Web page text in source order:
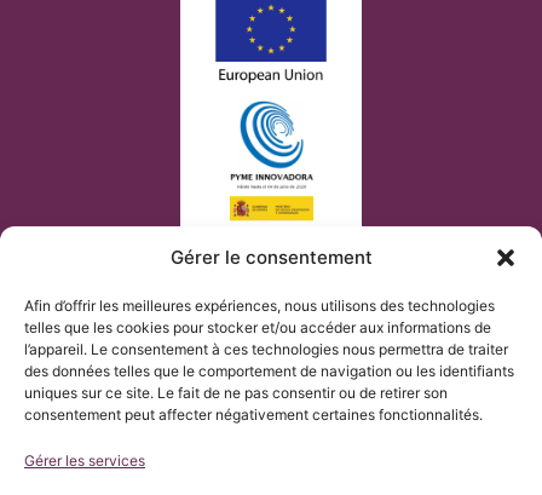
Gérer le consentement
Afin d’offrir les meilleures expériences, nous utilisons des technologies
telles que les cookies pour stocker et/ou accéder aux informations de
l’appareil. Le consentement à ces technologies nous permettra de traiter
des données telles que le comportement de navigation ou les identifiants
uniques sur ce site. Le fait de ne pas consentir ou de retirer son
consentement peut affecter négativement certaines fonctionnalités.
Gérer les services